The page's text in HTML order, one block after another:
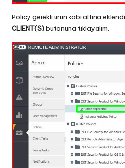
Policy gerekli ürün kabı altına eklendi.
CLIENT(S)butonuna tıklayalım.